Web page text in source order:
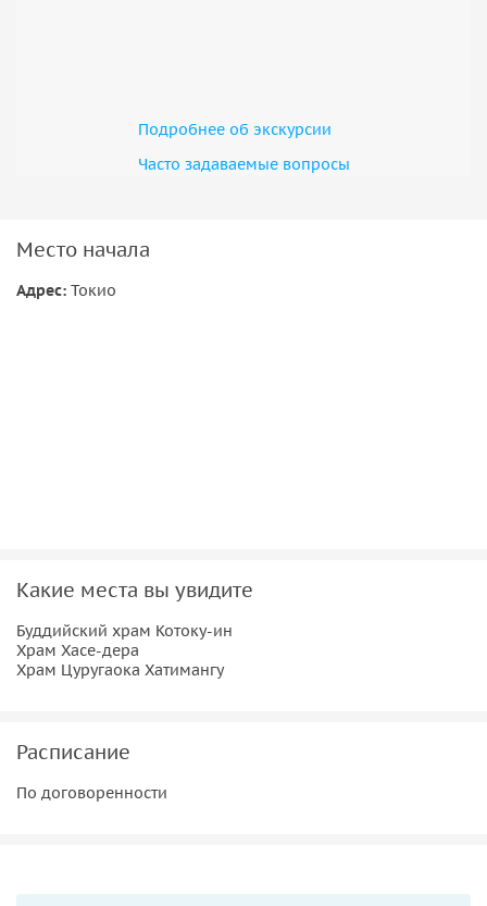
Подробнее об экскурсии
Часто задаваемые вопросы
Место начала
Адрес: Токио
Какие места вы увидите
Буддийский храм Котоку-ин
Храм Хасе-дера
Храм Цуругаока Хатимангу
Расписание
По договоренности